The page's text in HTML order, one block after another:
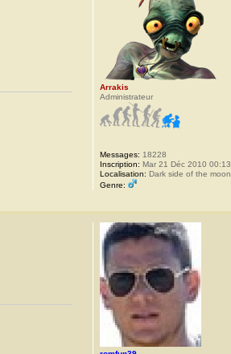
Arrakis
Administrateur
Messages: 18228
Inscription: Mar 21 Déc 2010 00:13
Localisation: Dark side of the moon
Genre: